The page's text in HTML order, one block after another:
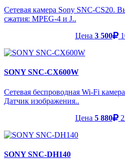
Сетевая камера Sony SNC-CS20.
сжатия: MPEG-4 и J..
Цена 3 500
SONY SNC-CX600W
Сетевая беспроводная Wi-Fi
Датчик изображения..
Цена 5 880
SONY SNC-DH140